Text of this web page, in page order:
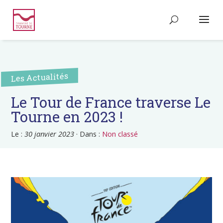
Les Actualités
Le Tour de France traverse Le
Tourne en 2023 !
Le :30 janvier 2023 · Dans : Non classé